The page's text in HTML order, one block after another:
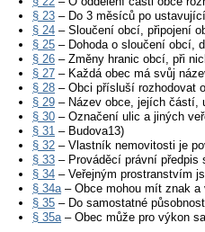
§ 23 – Do 3 měsíců po
§ 24 – Sloučení obcí, připojení
§ 25 – Dohoda o sloučení obcí,
§ 26 – Změny hranic obcí, při
§ 27 – Každá obec má svůj
§ 28 – Obci přísluší rozhodovat
§ 29 – Název obce, jejích částí,
§ 30 – Označení ulic a jiných
§ 31 – Budova13)
§ 32 – Vlastník nemovitosti je
§ 33 – Prováděcí právní předpis
§ 34 – Veřejným prostranstvím
§ 34a– Obce mohou mít znak a
§ 35 – Do samostatné
§ 35a– Obec může pro výkon